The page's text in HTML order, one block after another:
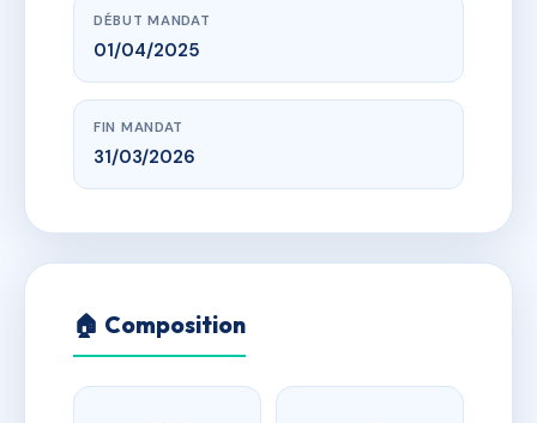
DÉBUT MANDAT
01/04/2025
FIN MANDAT
31/03/2026
🏠 Composition